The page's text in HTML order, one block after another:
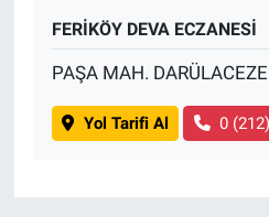
FERİKÖY DEVA ECZANESİ
PAŞA MAH.
Yol Tarifi Al 0